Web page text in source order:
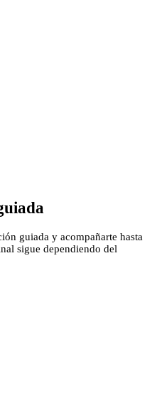
guiada y acompañarte hasta
sigue dependiendo del